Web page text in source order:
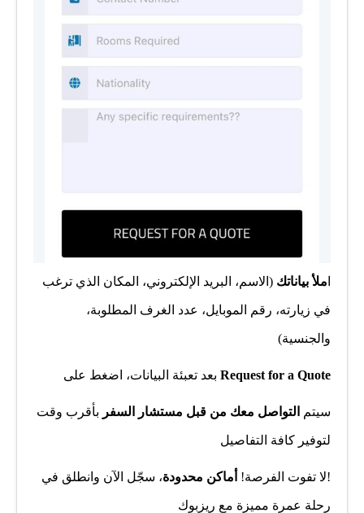
ملأ بياناتك (الاسم، البريد الإلكتروني، المكان الذي ترغب
في زيارته، رقم الموبايل، عدد الغرف المطلوبة،
والجنسية)
Request for a Quote بعد تعبئة البيانات، اضغط على
سيتم التواصل معك من قبل مستشار السفر بأقرب وقت
لتوفير كافة التفاصيل
!لا تفوت الفرصة! أماكن محدودة، سجّل الآن وانطلق في
رحلة عمرة مميزة مع ريزبوك